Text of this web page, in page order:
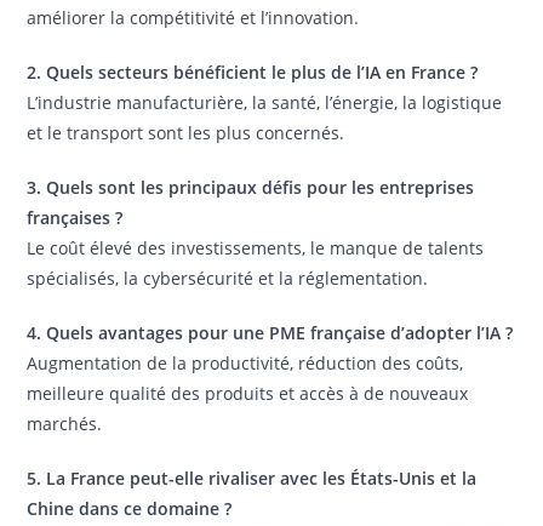
améliorer la compétitivité et l’innovation.
2. Quels secteurs bénéficient le plus de l’IA en France ?
L’industrie manufacturière, la santé, l’énergie, la logistique
et le transport sont les plus concernés.
3. Quels sont les principaux défis pour les entreprises
françaises ?
Le coût élevé des investissements, le manque de talents
spécialisés, la cybersécurité et la réglementation.
4. Quels avantages pour une PME française d’adopter l’IA ?
Augmentation de la productivité, réduction des coûts,
meilleure qualité des produits et accès à de nouveaux
marchés.
5. La France peut-elle rivaliser avec les États-Unis et la
Chine dans ce domaine ?